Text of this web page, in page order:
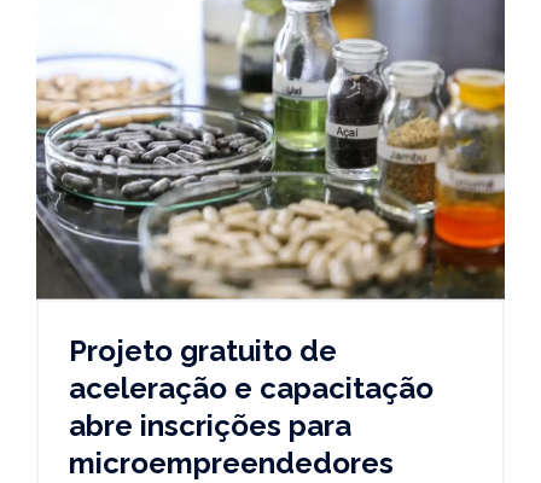
Projeto gratuito de
aceleração e capacitação
abre inscrições para
microempreendedores